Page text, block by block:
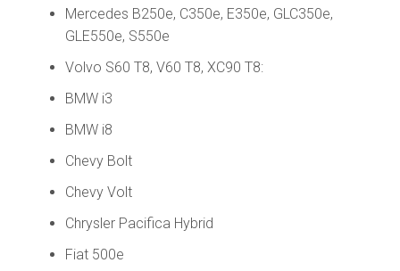
Mercedes B250e, C350e, E350e, GLC350e,
GLE550e, S550e
Volvo S60 T8, V60 T8, XC90 T8:
BMW i3
BMW i8
Chevy Bolt
Chevy Volt
Chrysler Pacifica Hybrid
Fiat 500e